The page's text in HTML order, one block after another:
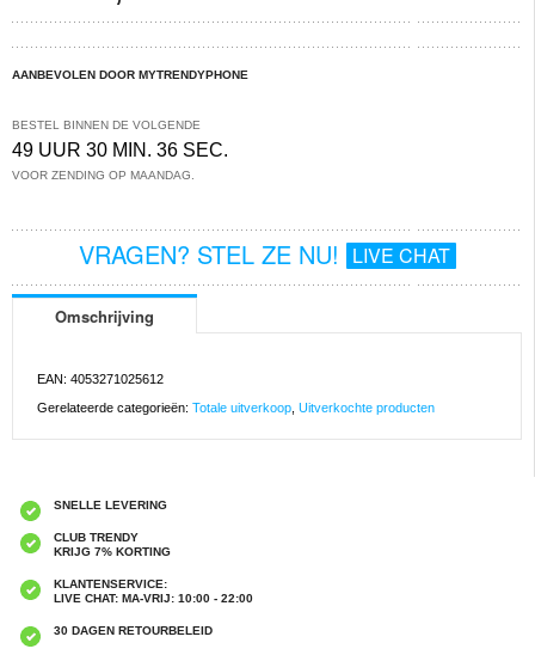
AANBEVOLEN DOOR MYTRENDYPHONE
BESTEL BINNEN DE VOLGENDE
49 UUR 30 MIN. 36 SEC.
VOOR ZENDING OP MAANDAG.
VRAGEN? STEL ZE NU! LIVE CHAT
Omschrijving
EAN: 4053271025612
Gerelateerde categorieën: Totale uitverkoop Uitverkochte producten
SNELLE LEVERING
CLUB TRENDY
KRIJG 7% KORTING
KLANTENSERVICE:
LIVE CHAT: MA-VRIJ: 10:00 - 22:00
30 DAGEN RETOURBELEID